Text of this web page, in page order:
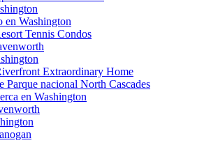
en Washington
Tennis Condos
Extraordinary Home
Parque nacional North Cascades
en Washington